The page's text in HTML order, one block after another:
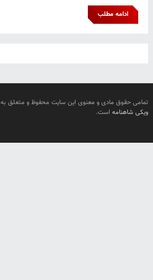
ادامه مطلب
تمامی حقوق مادی و معنوی این سایت محفوظ و متعلق به
ویکی شاهنامه است.